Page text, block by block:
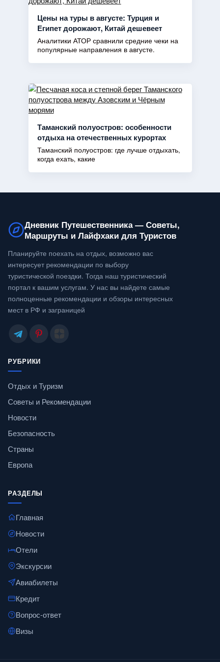
Цены на туры в августе: Турция и
Египет дорожают, Китай дешевеет
Аналитики АТОР сравнили средние чеки на
популярные направления в августе.
Таманский полуостров: особенности
отдыха на отечественных курортах
Таманский полуостров: где лучше отдыхать,
когда ехать, какие
Дневник Путешественника — Советы,
Маршруты и Лайфхаки для Туристов
Планируйте поехать на отдых, возможно вас
интересует рекомендации по выбору
туристической поездки. Тогда наш туристический
портал к вашим услугам. У нас вы найдете самые
полноценные рекомендации и обзоры интересных
мест в РФ и заграницей
РУБРИКИ
Отдых и Туризм
Советы и Рекомендации
Новости
Безопасность
Страны
Европа
РАЗДЕЛЫ
Главная
Новости
Отели
Экскурсии
Авиабилеты
Кредит
Вопрос-ответ
Визы